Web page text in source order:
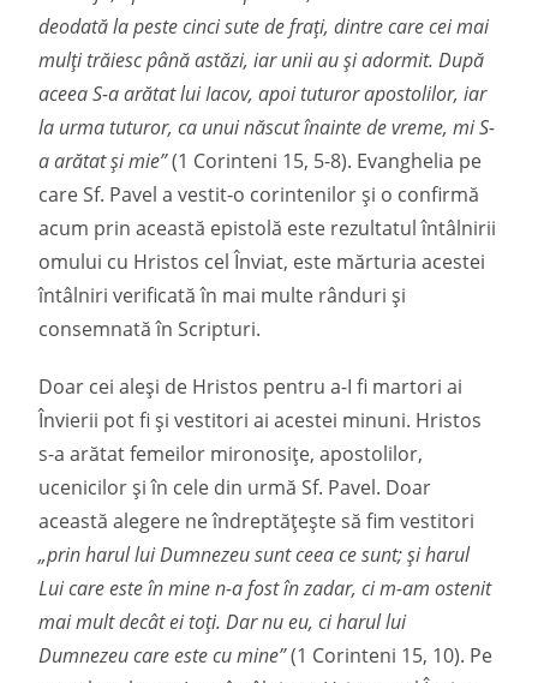
deodată la peste cinci sute de fraţi, dintre care cei mai
mulţi trăiesc până astăzi, iar unii au şi adormit. După
aceea S-a arătat lui Iacov, apoi tuturor apostolilor, iar
la urma tuturor, ca unui născut înainte de vreme, mi S-
a arătat şi mie”(1 Corinteni 15, 5-8). Evanghelia pe
care Sf. Pavel a vestit-o corintenilor și o confirmă
acum prin această epistolă este rezultatul întâlnirii
omului cu Hristos cel Înviat, este mărturia acestei
întâlniri verificată în mai multe rânduri și
consemnată în Scripturi.
Doar cei aleși de Hristos pentru a-I fi martori ai
Învierii pot fi și vestitori ai acestei minuni. Hristos
s-a arătat femeilor mironosițe, apostolilor,
ucenicilor și în cele din urmă Sf. Pavel. Doar
această alegere ne îndreptățește să fim vestitori
„prin harul lui Dumnezeu sunt ceea ce sunt; şi harul
Lui care este în mine n-a fost în zadar, ci m-am ostenit
mai mult decât ei toţi. Dar nu eu, ci harul lui
Dumnezeu care este cu mine”(1 Corinteni 15, 10). Pe